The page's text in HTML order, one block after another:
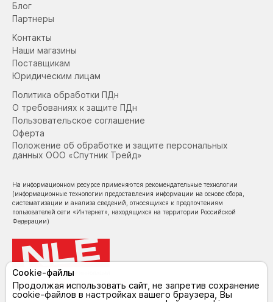
Блог
Партнеры
Контакты
Наши магазины
Поставщикам
Юридическим лицам
Политика обработки ПДн
О требованиях к защите ПДн
Пользовательское соглашение
Оферта
Положение об обработке и защите персональных
данных ООО «Спутник Трейд»
© NoLimit Electronics 2026
На информационном ресурсе применяются рекомендательные технологии
(информационные технологии предоставления информации на основе сбора,
систематизации и анализа сведений, относящихся к предпочтениям
пользователей сети «Интернет», находящихся на территории Российской
Федерации)
Cookie-файлы
Продолжая использовать сайт, не запретив сохранение
cookie-файлов в настройках вашего браузера, Вы